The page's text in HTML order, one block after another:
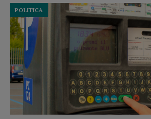
POLITICA